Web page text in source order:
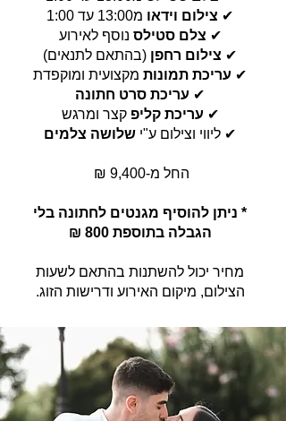
✔ צילום וידאו מ13:00 עד 1:00
✔ צלם סטילס נוסף לאירוע
✔ צילום רחפן (בהתאם לתנאים)
✔ עריכת תמונות מקצועית ומוקפדת
✔ עריכת סרט חתונה
✔ עריכת קליפקצר ומרגש
✔ ליווי וצילום ע"י שלושה צלמים
החל מ-9,400 ₪
* ניתן להוסיף מגנטים לחתונה בלי
הגבלה בתוספת 800
₪
מחיר יכול להשתנות בהתאם לשעות
הצילום, מיקום האירוע ודרישות הזוג.